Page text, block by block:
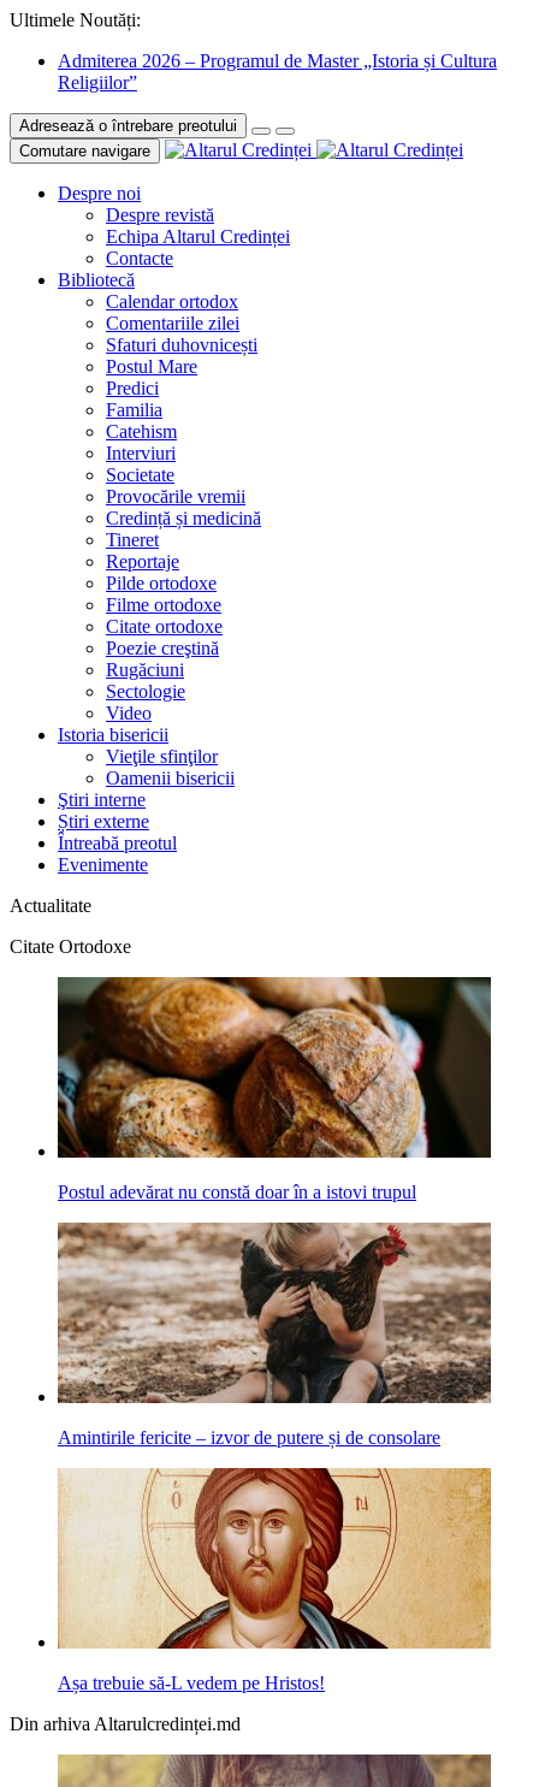
Ultimele Noutăți:
Admiterea 2026 – Programul de Master „Istoria și Cultura
Religiilor”
Adresează o întrebare preotului
Comutare navigare
Despre noi
Despre revistă
Echipa Altarul Credinței
Contacte
Bibliotecă
Calendar ortodox
Comentariile zilei
Sfaturi duhovnicești
Postul Mare
Predici
Familia
Catehism
Interviuri
Societate
Provocările vremii
Credință și medicină
Tineret
Reportaje
Pilde ortodoxe
Filme ortodoxe
Citate ortodoxe
Poezie creştină
Rugăciuni
Sectologie
Video
Istoria bisericii
Vieţile sfinţilor
Oamenii bisericii
Ştiri interne
Știri externe
Întreabă preotul
Evenimente
Actualitate
Citate Ortodoxe
Postul adevărat nu constă doar în a istovi trupul
Amintirile fericite – izvor de putere și de consolare
Așa trebuie să-L vedem pe Hristos!
Din arhiva Altarulcredinței.md